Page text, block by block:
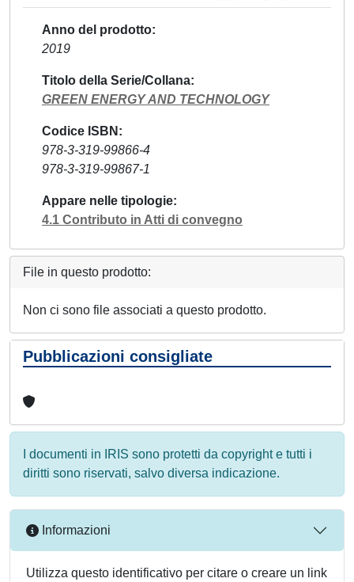
Anno del prodotto
2019
Titolo della Serie/Collana
GREEN ENERGY AND TECHNOLOGY
Codice ISBN
978-3-319-99866-4
978-3-319-99867-1
Appare nelle tipologie
4.1 Contributo in Atti di convegno
File in questo prodotto:
Non ci sono file associati a questo prodotto.
Pubblicazioni consigliate
I documenti in IRIS sono protetti da copyright e tutti i
diritti sono riservati, salvo diversa indicazione.
Informazioni
Utilizza questo identificativo per citare o creare un link